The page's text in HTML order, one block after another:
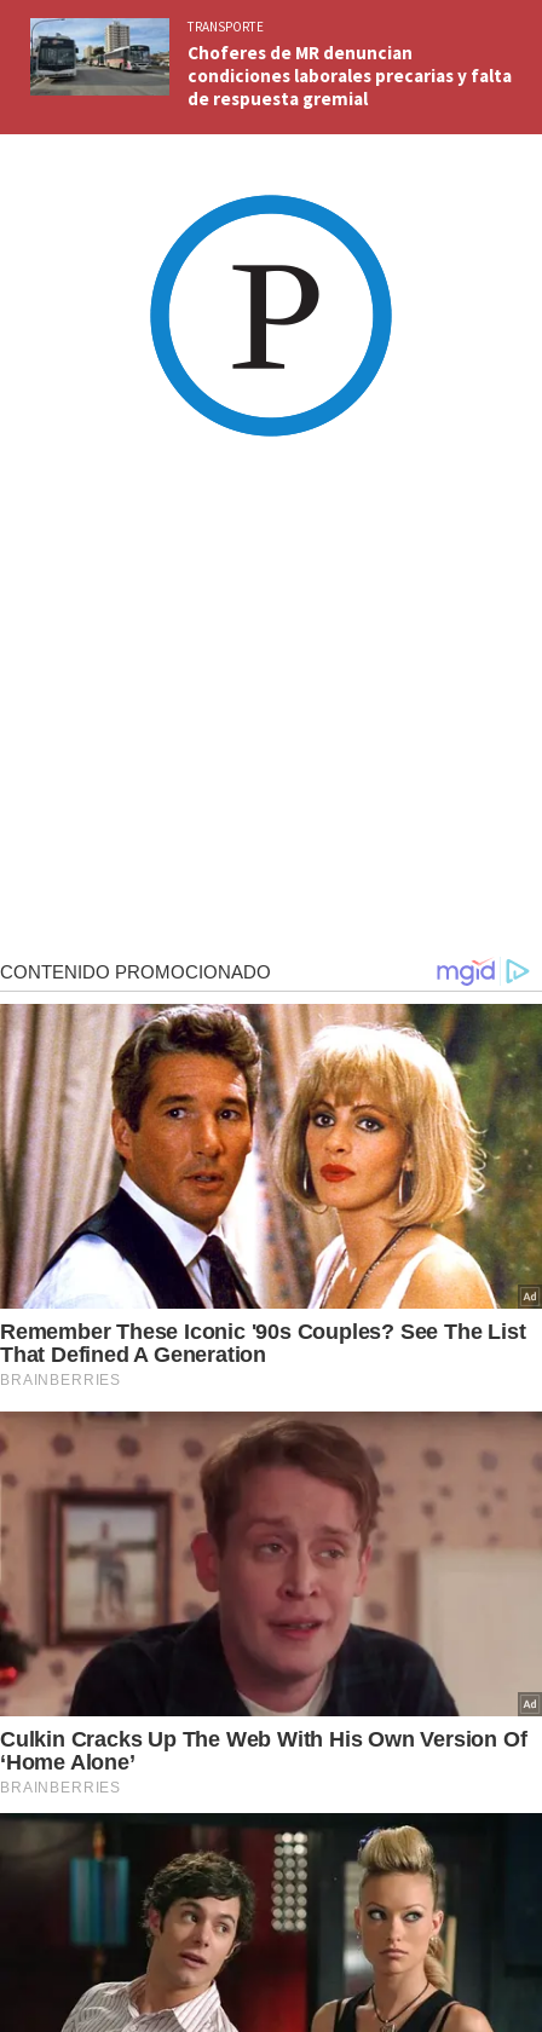
TRANSPORTE
Choferes de MR denuncian
condiciones laborales precarias y falta
de respuesta gremial